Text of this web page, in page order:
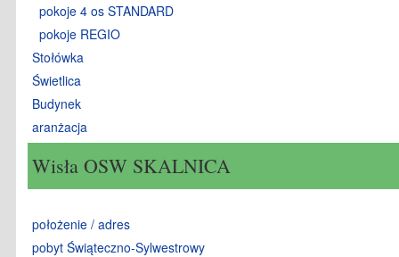
pokoje 4 os STANDARD
pokoje REGIO
Stołówka
Świetlica
Budynek
aranżacja
Wisła OSW SKALNICA
położenie / adres
pobyt Świąteczno-Sylwestrowy